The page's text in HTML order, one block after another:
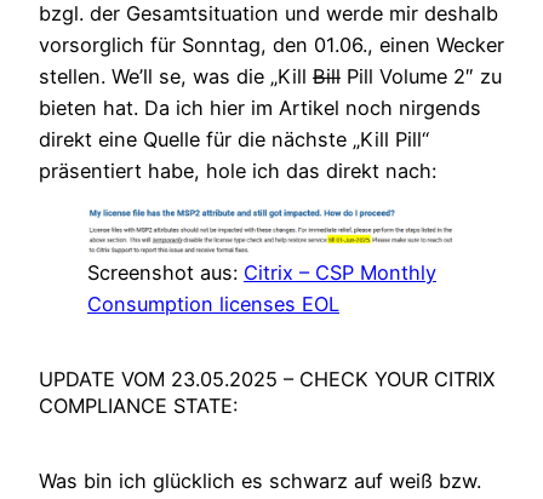
bzgl. der Gesamtsituation und werde mir deshalb
vorsorglich für Sonntag, den 01.06., einen Wecker
stellen. We’ll se, was die „Kill Bill Pill Volume 2″ zu
bieten hat. Da ich hier im Artikel noch nirgends
direkt eine Quelle für die nächste „Kill Pill“
präsentiert habe, hole ich das direkt nach:
Screenshot aus: Citrix – CSP Monthly
Consumption licenses EOL
UPDATE VOM 23.05.2025 – CHECK YOUR CITRIX
COMPLIANCE STATE:
Was bin ich glücklich es schwarz auf weiß bzw.